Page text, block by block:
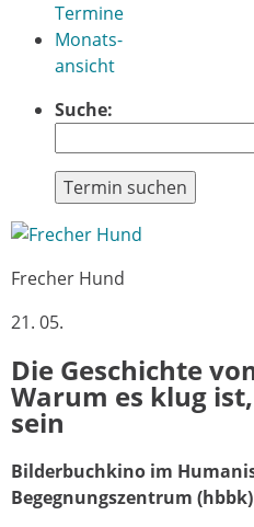
Termine
Monats-
ansicht
Suche:
Termin suchen
Frecher Hund
21. 05.
Die Geschichte
Warum es klug
sein
Bilderbuchkino im
Begegnungszentrum